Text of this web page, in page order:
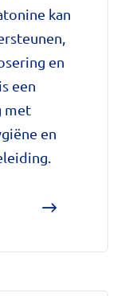
kan
en
een
met
en